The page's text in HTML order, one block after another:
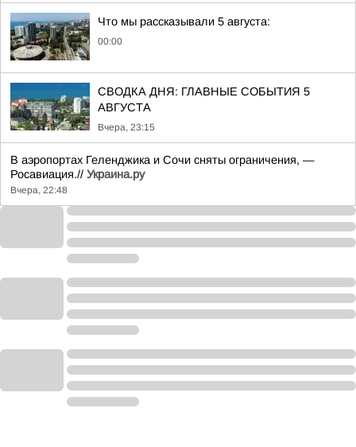
Что мы рассказывали 5 августа:
00:00
СВОДКА ДНЯ: ГЛАВНЫЕ СОБЫТИЯ 5
АВГУСТА
Вчера, 23:15
В аэропортах Геленджика и Сочи сняты ограничения, —
Росавиация.// Украина.ру
Вчера, 22:48